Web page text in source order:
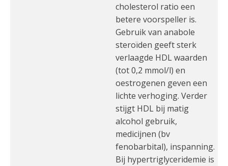
cholesterol ratio een
betere voorspeller is.
Gebruik van anabole
steroïden geeft sterk
verlaagde HDL waarden
(tot 0,2 mmol/l) en
oestrogenen geven een
lichte verhoging. Verder
stijgt HDL bij matig
alcohol gebruik,
medicijnen (bv
fenobarbital), inspanning.
Bij hypertriglyceridemie is